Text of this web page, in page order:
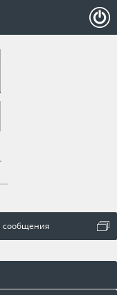
сообщения
оват